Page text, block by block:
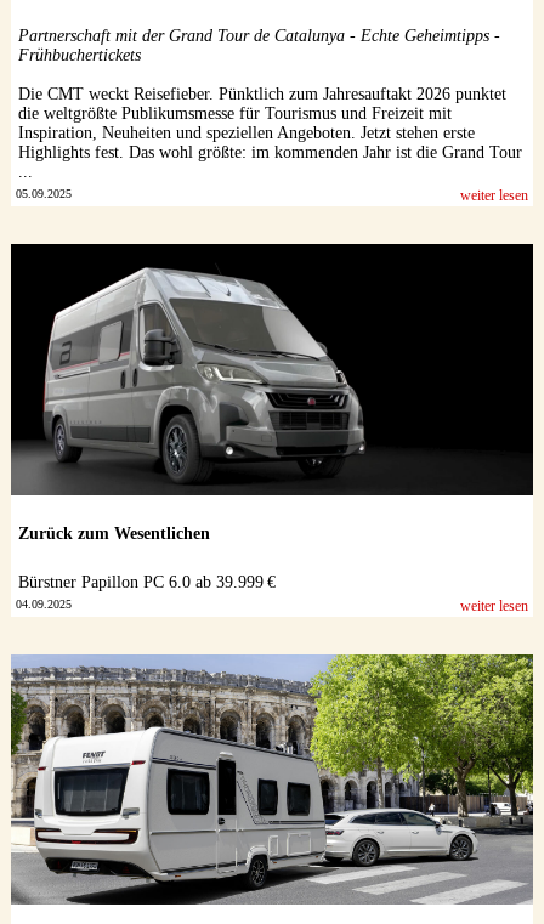
Partnerschaft mit der Grand Tour de Catalunya - Echte Geheimtipps -
Frühbuchertickets
Die CMT weckt Reisefieber. Pünktlich zum Jahresauftakt 2026 punktet
die weltgrößte Publikumsmesse für Tourismus und Freizeit mit
Inspiration, Neuheiten und speziellen Angeboten. Jetzt stehen erste
Highlights fest. Das wohl größte: im kommenden Jahr ist die Grand Tour
...
05.09.2025 weiter lesen
Zurück zum Wesentlichen
Bürstner Papillon PC 6.0 ab 39.999 €
04.09.2025 weiter lesen